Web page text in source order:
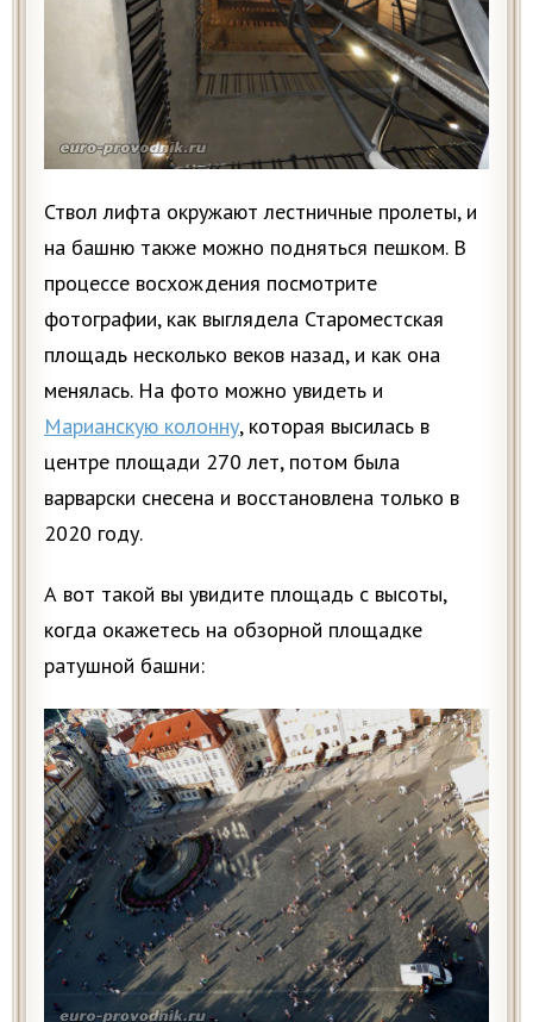
Ствол лифта окружают лестничные пролеты, и
на башню также можно подняться пешком. В
процессе восхождения посмотрите
фотографии, как выглядела Староместская
площадь несколько веков назад, и как она
менялась. На фото можно увидеть и
Марианскую колонну, которая высилась в
центре площади 270 лет, потом была
варварски снесена и восстановлена только в
2020 году.
А вот такой вы увидите площадь с высоты,
когда окажетесь на обзорной площадке
ратушной башни: